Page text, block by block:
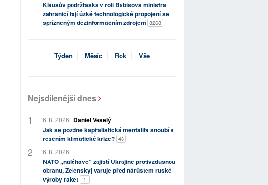
Klausův podržtaška v roli Babišova ministra
zahraničí tají úzké technologické propojení se
spřízněným dezinformačním zdrojem 3268
Týden Měsíc Rok Vše
Nejsdílenější dnes
6. 8. 2026
Daniel Veselý
Jak se pozdně kapitalistická mentalita snoubí s
řešením klimatické krize? 43
6. 8. 2026
NATO „naléhavě“ zajistí Ukrajině protivzdušnou
obranu, Zelenskyj varuje před nárůstem ruské
výroby raket
1